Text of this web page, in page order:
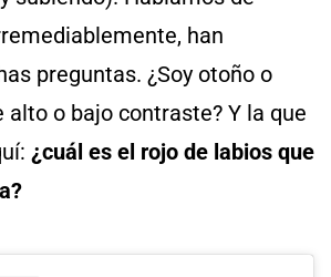
han
preguntas. ¿Soy otoño o
alto o bajo contraste? Y la que
¿cuál es el rojo de labios que